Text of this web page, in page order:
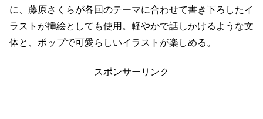
に、藤原さくらが各回のテーマに合わせて書き下ろしたイ
ラストが挿絵としても使用。軽やかで話しかけるような文
体と、ポップで可愛らしいイラストが楽しめる。
スポンサーリンク